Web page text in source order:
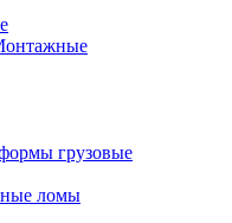
грузовые
ломы